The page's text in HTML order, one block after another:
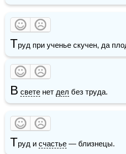
Труд при ученье скучен, да
В свете нет дел без труда.
Труд и счастье — близнецы.